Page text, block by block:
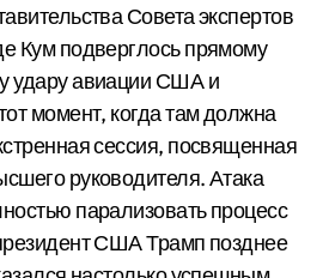
Совета экспертов
Кум подверглось прямому
удару авиации США и
момент, когда там должна
сессия, посвященная
руководителя.Атака
парализовать процесс
США Трамп позднее